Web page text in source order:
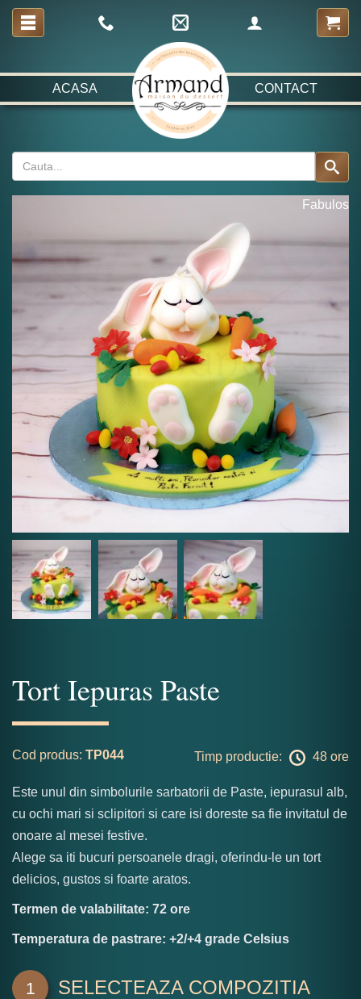
ACASA CONTACT
Fabulos
Tort Iepuras Paste
Cod produs: TP044 Timp productie: 48 ore
Este unul din simbolurile sarbatorii de Paste, iepurasul alb,
cu ochi mari si sclipitori si care isi doreste sa fie invitatul de
onoare al mesei festive.
Alege sa iti bucuri persoanele dragi, oferindu-le un tort
delicios, gustos si foarte aratos.
Termen de valabilitate: 72 ore
Temperatura de pastrare: +2/+4 grade Celsius
1 SELECTEAZA COMPOZITIA